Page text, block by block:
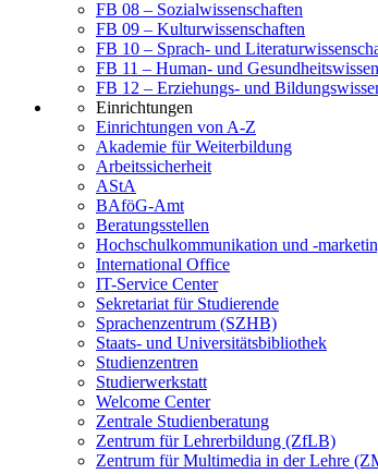
FB 08 – Sozialwissenschaften
FB 09 – Kulturwissenschaften
FB 10 – Sprach- und
FB 11 – Human- und
FB 12 – Erziehungs- und
Einrichtungen
Einrichtungen von A-Z
Akademie für Weiterbildung
Arbeitssicherheit
AStA
BAföG-Amt
Beratungsstellen
Hochschulkommunikation und -
International Office
IT-Service Center
Sekretariat für Studierende
Sprachenzentrum (SZHB)
Staats- und Universitätsbibliothek
Studienzentren
Studierwerkstatt
Welcome Center
Zentrale Studienberatung
Zentrum für Lehrerbildung (ZfLB)
Zentrum für Multimedia in der Lehre